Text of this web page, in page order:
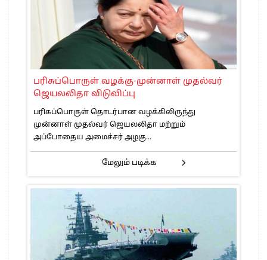
பரிசுப்பொருள் வழக்கு-முன்னாள் முதல்வர்
ஜெயலலிதா விடுவிப்பு
பரிசுப்பொருள் தொடர்பான வழக்கிலிருந்து
முன்னாள் முதல்வர் ஜெயலலிதா மற்றும்
அப்போதைய அமைச்சர் அழகு...
மேலும் படிக்க